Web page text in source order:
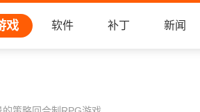
戏 软件 补丁 新闻